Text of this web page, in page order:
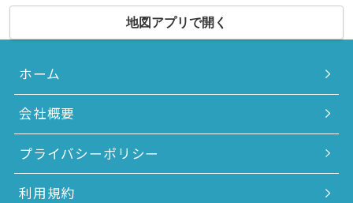
地図アプリで開く
ホーム
会社概要
プライバシーポリシー
利用規約